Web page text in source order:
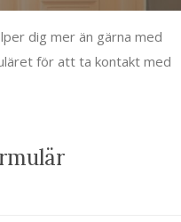
dig mer än gärna med
för att ta kontakt med